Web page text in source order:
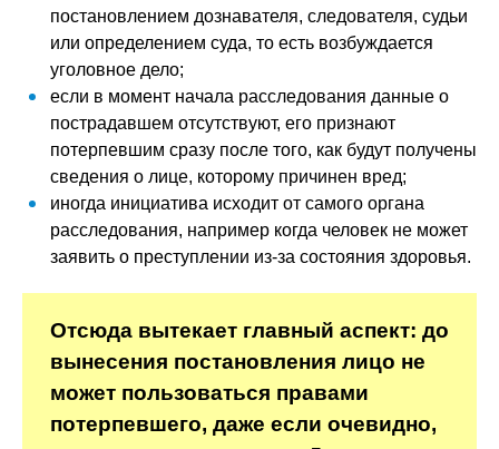
постановлением дознавателя, следователя, судьи
или определением суда, то есть возбуждается
уголовное дело;
если в момент начала расследования данные о
пострадавшем отсутствуют, его признают
потерпевшим сразу после того, как будут получены
сведения о лице, которому причинен вред;
иногда инициатива исходит от самого органа
расследования, например когда человек не может
заявить о преступлении из-за состояния здоровья.
Отсюда вытекает главный аспект: до
вынесения постановления лицо не
может пользоваться правами
потерпевшего, даже если очевидно,